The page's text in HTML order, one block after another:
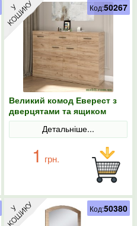
Великий комод Еверест з
дверцятами та ящиком
Соната-7 140х38х94 дуб
крафт золотий
Детальніше...
1 грн.
Код:50267
Код:50380